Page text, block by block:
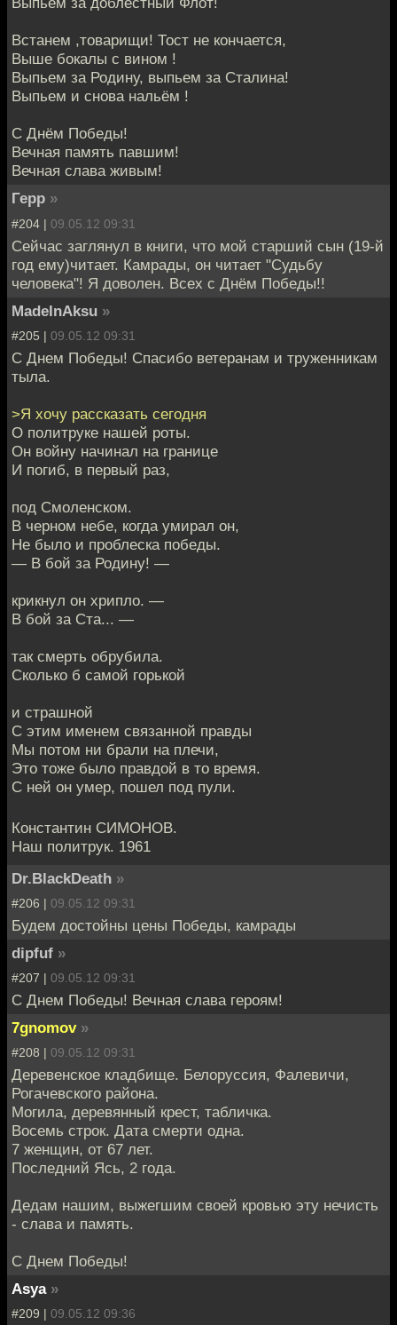
Встанем ,товарищи! Тост не кончается,
Выше бокалы с вином !
Выпьем за Родину, выпьем за Сталина!
Выпьем и снова нальём !
С Днём Победы!
Вечная память павшим!
Вечная слава живым!
Герр »
#204 | 09.05.12 09:31
Сейчас заглянул в книги, что мой старший сын (19-й
год ему)читает. Камрады, он читает "Судьбу
человека"! Я доволен. Всех с Днём Победы!!
MadeInAksu »
#205 | 09.05.12 09:31
C Днем Победы! Спасибо ветеранам и труженникам
тыла.
>Я хочу рассказать сегодня
О политруке нашей роты.
Он войну начинал на границе
И погиб, в первый раз,
под Смоленском.
В черном небе, когда умирал он,
Не было и проблеска победы.
— В бой за Родину! —
крикнул он хрипло. —
В бой за Ста... —
так смерть обрубила.
Сколько б самой горькой
и страшной
С этим именем связанной правды
Мы потом ни брали на плечи,
Это тоже было правдой в то время.
С ней он умер, пошел под пули.
Константин СИМОНОВ.
Наш политрук. 1961
Dr.BlackDeath »
#206 | 09.05.12 09:31
Будем достойны цены Победы, камрады
dipfuf »
#207 | 09.05.12 09:31
С Днем Победы! Вечная слава героям!
7gnomov »
#208 | 09.05.12 09:31
Деревенское кладбище. Белоруссия, Фалевичи,
Рогачевского района.
Могила, деревянный крест, табличка.
Восемь строк. Дата смерти одна.
7 женщин, от 67 лет.
Последний Ясь, 2 года.
Дедам нашим, выжегшим своей кровью эту нечисть
- слава и память.
С Днем Победы!
Asya »
#209 | 09.05.12 09:36